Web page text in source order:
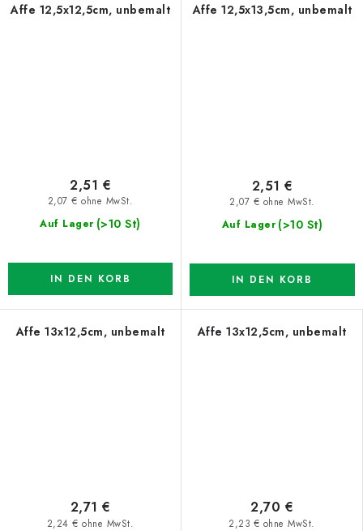
Affe 12,5x12,5cm, unbemalt
Auf Lager (>10 St)
2,07 € ohne MwSt.
2,51 €
IN DEN KORB
Affe 12,5x13,5cm, unbemalt
Auf Lager (>10 St)
2,07 € ohne MwSt.
2,51 €
IN DEN KORB
Affe 13x12,5cm, unbemalt
2,24 € ohne MwSt.
2,71 €
Affe 13x12,5cm, unbemalt
2,23 € ohne MwSt.
2,70 €